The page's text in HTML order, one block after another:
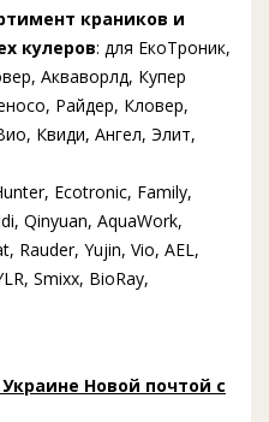
краников и
кулеров: для ЕкоТроник,
Акваворлд, Купер
Райдер, Кловер,
Квиди, Ангел, Элит,
Ecotronic, Family,
Qinyuan, AquaWork,
Rauder, Yujin, Vio, AEL,
Smixx, BioRay,
Новой почтой с